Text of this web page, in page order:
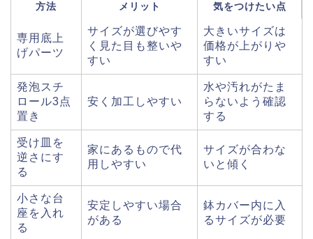
方法 メリット 気をつけたい点
専用底上
げパーツ
サイズが選びやす
く見た目も整いや
すい
大きいサイズは
価格が上がりや
すい
発泡スチ
ロール3点
置き
安く加工しやすい
水や汚れがたま
らないよう確認
する
受け皿を
逆さにす
る
家にあるもので代
用しやすい
サイズが合わな
いと傾く
小さな台
座を入れ
る
安定しやすい場合
がある
鉢カバー内に入
るサイズが必要